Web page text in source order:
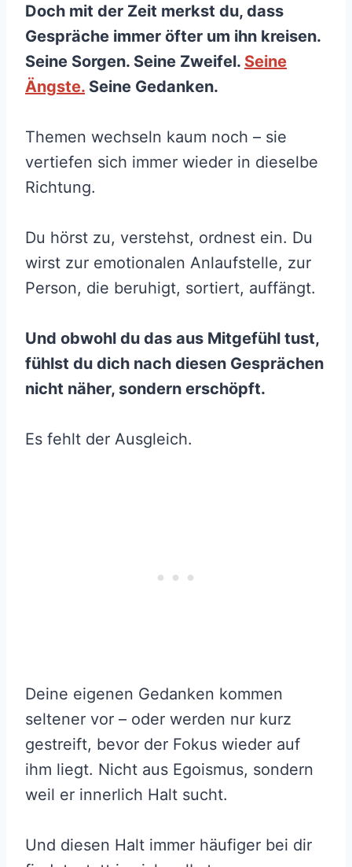
Doch mit der Zeit merkst du, dass
Gespräche immer öfter um ihn kreisen.
Seine Sorgen. Seine Zweifel. Seine
Ängste. Seine Gedanken.
Themen wechseln kaum noch – sie
vertiefen sich immer wieder in dieselbe
Richtung.
Du hörst zu, verstehst, ordnest ein. Du
wirst zur emotionalen Anlaufstelle, zur
Person, die beruhigt, sortiert, auffängt.
Und obwohl du das aus Mitgefühl tust,
fühlst du dich nach diesen Gesprächen
nicht näher, sondern erschöpft.
Es fehlt der Ausgleich.
Deine eigenen Gedanken kommen
seltener vor – oder werden nur kurz
gestreift, bevor der Fokus wieder auf
ihm liegt. Nicht aus Egoismus, sondern
weil er innerlich Halt sucht.
Und diesen Halt immer häufiger bei dir